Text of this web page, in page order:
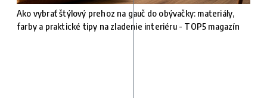
Ako vybrať štýlový prehoz na gauč do obývačky: materiály,
farby a praktické tipy na zladenie interiéru - TOP5 magazín